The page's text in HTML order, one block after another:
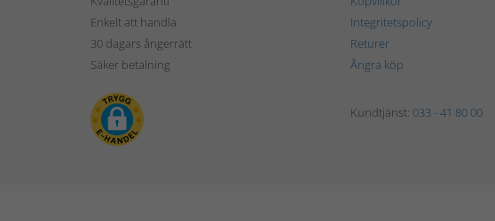
Enkelt att handla
30 dagars ångerrätt
Säker betalning
Integritetspolicy
Returer
Ångra köp
Kundtjänst: 033 - 41 80 00